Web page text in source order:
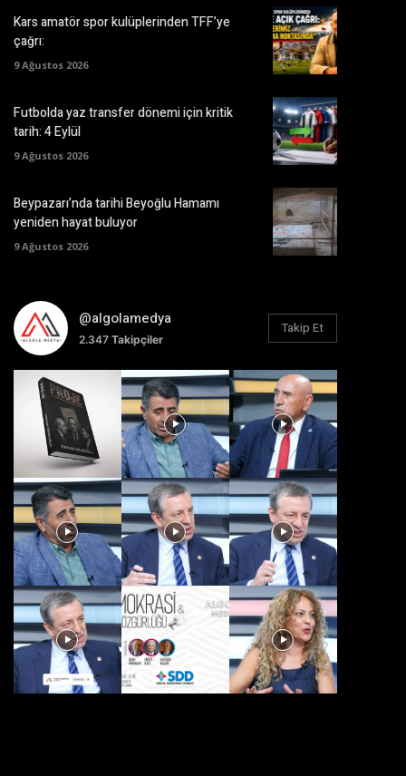
Kars amatör spor kulüplerinden TFF’ye
çağrı:
9 Ağustos 2026
Futbolda yaz transfer dönemi için kritik
tarih: 4 Eylül
9 Ağustos 2026
Beypazarı’nda tarihi Beyoğlu Hamamı
yeniden hayat buluyor
9 Ağustos 2026
@algolamedya
2.347Takipçiler
Takip Et